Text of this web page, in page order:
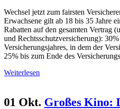
Wechsel jetzt zum fairsten
Erwachsene gilt ab 18 bis 35 Jahre
Rabatten auf den gesamten Vertrag
und Rechtsschutzversicherung):
Versicherungsjahres, in dem der
25% bis zum Ende des
Weiterlesen
01 Okt. Großes Kino: